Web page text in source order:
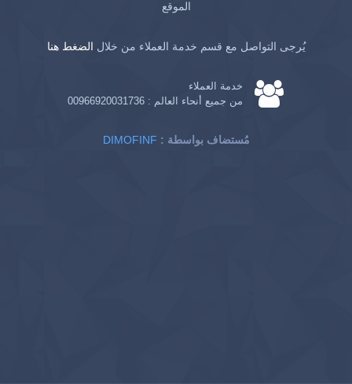
الموقع
يُرجى التواصل مع قسم خدمة العملاء من خلال الضغط هنا
خدمة العملاء
من جميع أنحاء العالم : 00966920031736
DIMOFINF : مُستضاف بواسطة